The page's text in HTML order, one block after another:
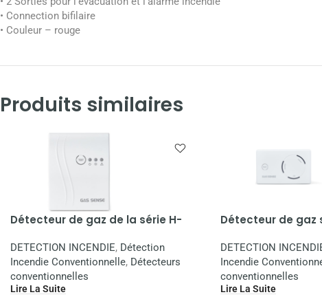
• Connection bifilaire
• Couleur – rouge
Produits similaires
Détecteur de gaz de la série H-
DETECTION INCENDIE, Détection
Incendie Conventionnelle, Détecteurs
conventionnelles
Lire La Suite
Détecteur de gaz
DETECTION
Incendie
conventionnelles
Lire La Suite